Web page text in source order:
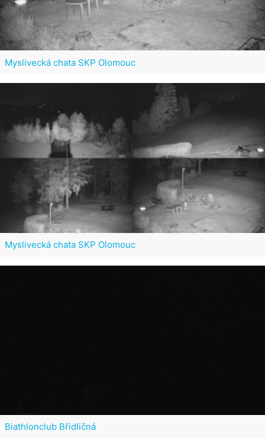
Myslivecká chata SKP Olomouc
Myslivecká chata SKP Olomouc
Biathlonclub Břidličná